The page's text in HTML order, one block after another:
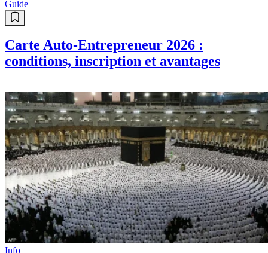
Guide
Carte Auto-Entrepreneur 2026 :
conditions, inscription et avantages
Info